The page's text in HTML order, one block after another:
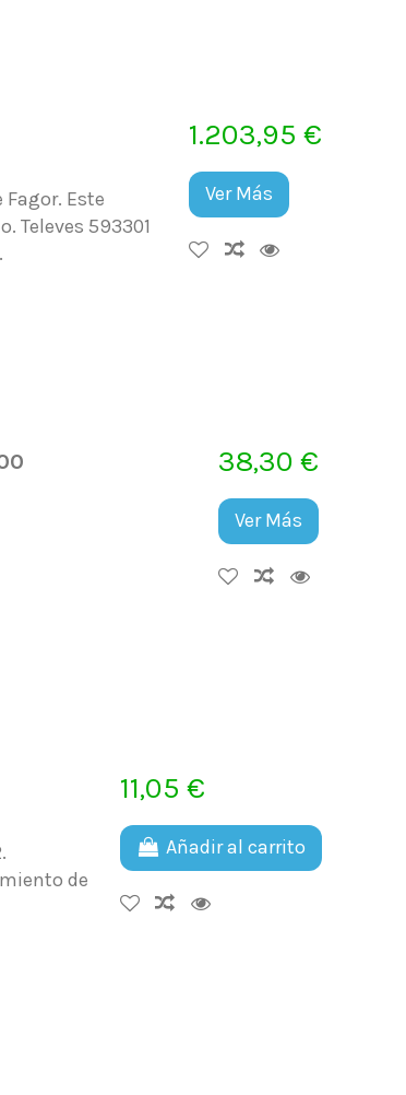
Fagor. Este
Televes 593301
1.203,95 €
Ver Más
38,30 €
Ver Más
de
11,05 €
Añadir al carrito